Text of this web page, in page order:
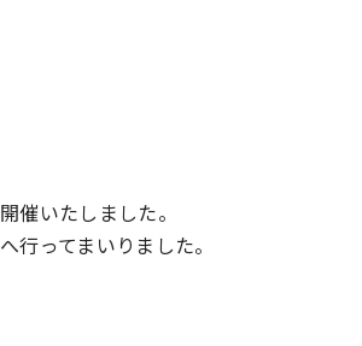
催いたしました。
ってまいりました。